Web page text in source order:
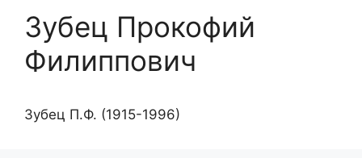
Зубец Прокофий
Филиппович
Зубец П.Ф. (1915-1996)